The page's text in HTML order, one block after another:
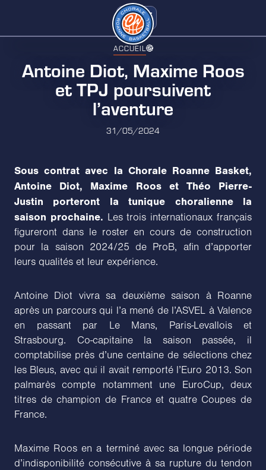
ACCUEIL
Antoine Diot, Maxime Roos
et TPJ poursuivent
l’aventure
31/05/2024
Sous contrat avec la Chorale Roanne Basket,
Antoine Diot, Maxime Roos et Théo Pierre-
Justin porteront la tunique choralienne la
saison prochaine. Les trois internationaux français
figureront dans le roster en cours de construction
pour la saison 2024/25 de ProB, afin d’apporter
leurs qualités et leur expérience.
Antoine Diot vivra sa deuxième saison à Roanne
après un parcours qui l’a mené de l’ASVEL à Valence
en passant par Le Mans, Paris-Levallois et
Strasbourg. Co-capitaine la saison passée, il
comptabilise près d’une centaine de sélections chez
les Bleus, avec qui il avait remporté l’Euro 2013. Son
palmarès compte notamment une EuroCup, deux
titres de champion de France et quatre Coupes de
France.
Maxime Roos en a terminé avec sa longue période
d’indisponibilité consécutive à sa rupture du tendon